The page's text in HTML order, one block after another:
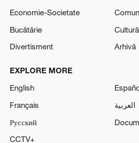
Economie-Societate
Bucătărie
Cultură
Divertisment
Arhivă
EXPLORE MORE
English
Français
العربية
Русский
CCTV+